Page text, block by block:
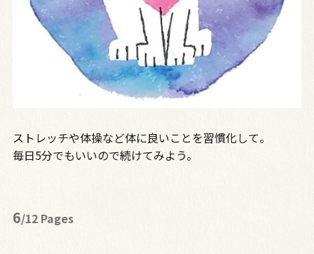
ストレッチや体操など体に良いことを習慣化して。
毎日5分でもいいので続けてみよう。
6/12 Pages